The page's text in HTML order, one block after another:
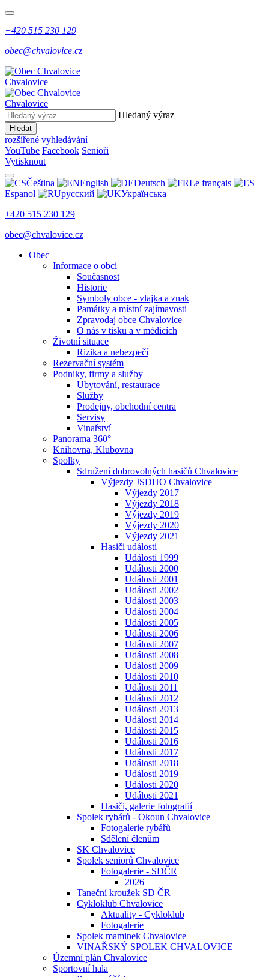
+420 515 230 129
obec@chvalovice.cz
Chvalovice
Chvalovice
Hledaný výraz
Hledat
rozšířené vyhledávání
YouTube Facebook Senioři
Vytisknout
Čeština English Deutsch
Le français
Espanol
русский
Українська
+420 515 230 129
obec@chvalovice.cz
Obec
Informace o obci
Současnost
Historie
Symboly obce - vlajka a znak
Památky a místní zajímavosti
Zpravodaj obce Chvalovice
O nás v tisku a v médicích
Životní situace
Rizika a nebezpečí
Rezervační systém
Podniky, firmy a služby
Ubytování, restaurace
Služby
Prodejny, obchodní centra
Servisy
Vinařství
Panorama 360°
Knihovna, Klubovna
Spolky
Sdružení dobrovolných hasičů Chvalovice
Výjezdy JSDHO Chvalovice
Výjezdy 2017
Výjezdy 2018
Výjezdy 2019
Výjezdy 2020
Výjezdy 2021
Hasiči události
Události 1999
Události 2000
Události 2001
Události 2002
Události 2003
Události 2004
Události 2005
Události 2006
Události 2007
Události 2008
Události 2009
Události 2010
Události 2011
Události 2012
Události 2013
Události 2014
Události 2015
Události 2016
Události 2017
Události 2018
Události 2019
Události 2020
Události 2021
Hasiči, galerie fotografií
Spolek rybárů - Okoun Chvalovice
Fotogalerie rybářů
Sdělení členům
SK Chvalovice
Spolek seniorů Chvalovice
Fotogalerie - SDČR
2026
Taneční kroužek SD ČR
Cykloklub Chvalovice
Aktuality - Cykloklub
Fotogalerie
Spolek maminek Chvalovice
VINAŘSKÝ SPOLEK CHVALOVICE
Územní plán Chvalovice
Sportovní hala